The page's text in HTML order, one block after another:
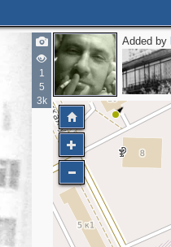
1
5
3k
Added by